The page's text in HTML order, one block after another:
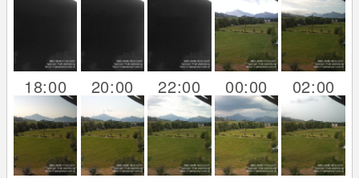
18:00 20:00 22:00 00:00 02:00